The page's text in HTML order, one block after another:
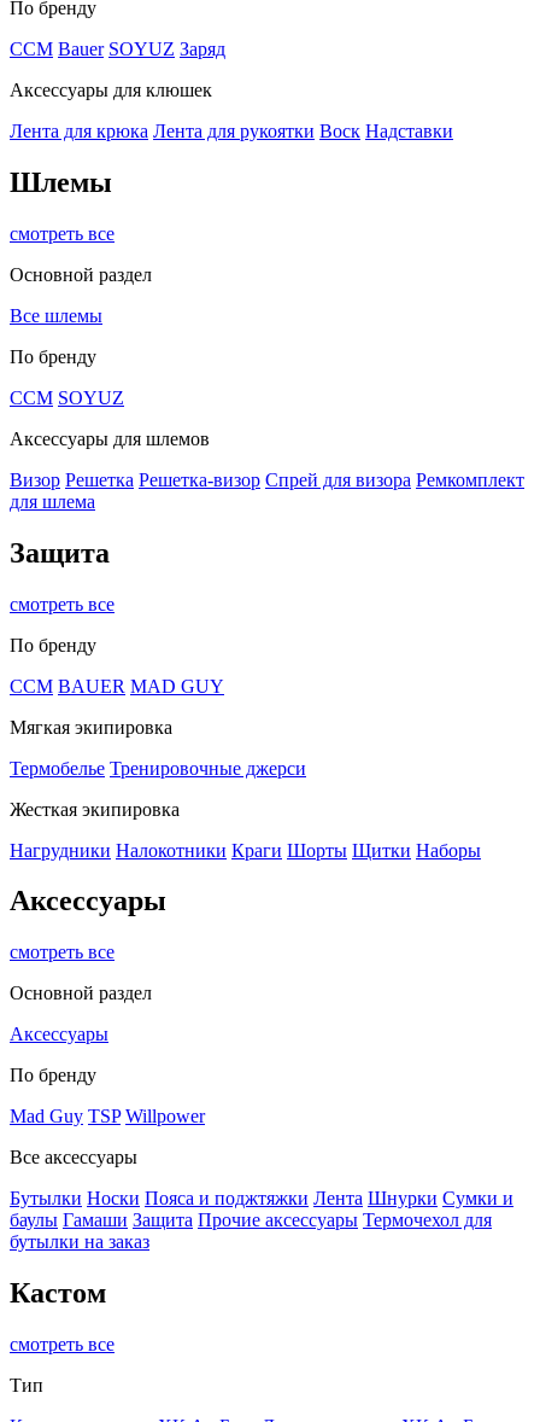
По бренду
CCM Bauer SOYUZ Заряд
Аксессуары для клюшек
Лента для крюка Лента для рукоятки Воск Надставки
Шлемы
смотреть все
Основной раздел
Все шлемы
По бренду
CCM SOYUZ
Аксессуары для шлемов
Визор Решетка Решетка-визор Спрей для визора Ремкомплект
для шлема
Защита
смотреть все
По бренду
CCM BAUER MAD GUY
Мягкая экипировка
Термобелье Тренировочные джерси
Жесткая экипировка
Нагрудники Налокотники Краги Шорты Щитки Наборы
Аксессуары
смотреть все
Основной раздел
Аксессуары
По бренду
Mad Guy TSP Willpower
Все аксессуары
Бутылки Носки Пояса и поджтяжки Лента Шнурки Сумки и
баулы Гамаши Защита Прочие аксессуары Термочехол для
бутылки на заказ
Кастом
смотреть все
Тип